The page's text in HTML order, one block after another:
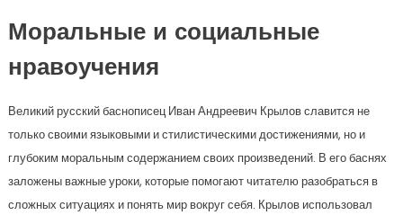
Моральные и социальные
нравоучения
Великий русский баснописец Иван Андреевич Крылов славится не
только своими языковыми и стилистическими достижениями, но и
глубоким моральным содержанием своих произведений. В его баснях
заложены важные уроки, которые помогают читателю разобраться в
сложных ситуациях и понять мир вокруг себя. Крылов использовал